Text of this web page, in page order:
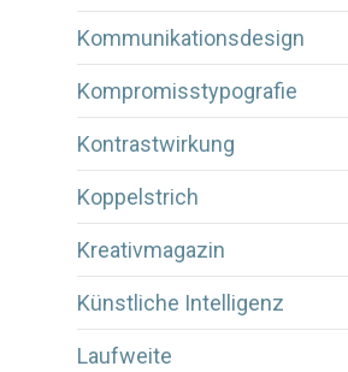
Kommunikationsdesign
Kompromisstypografie
Kontrastwirkung
Koppelstrich
Kreativmagazin
Künstliche Intelligenz
Laufweite